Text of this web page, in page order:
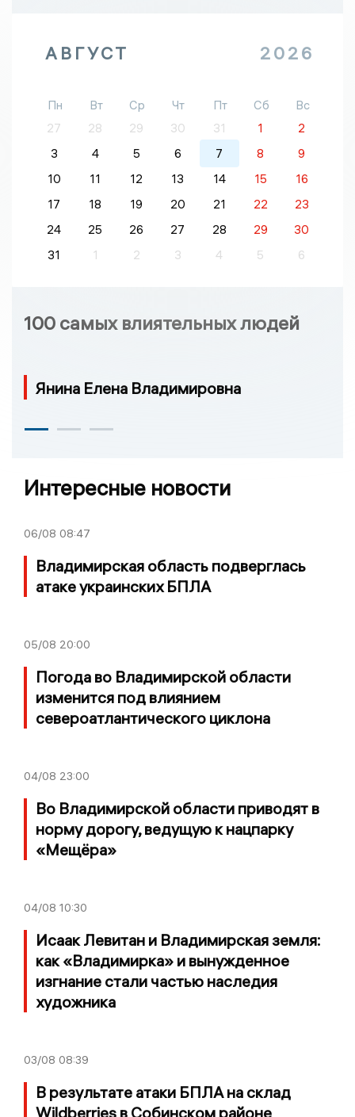
АВГУСТ 2026
Пн Вт Ср Чт Пт Сб
Вс
27
28 29 30 31 1
2
3
4 5 6 7 8
9
10
11 12 13 14 15
16
17
18 19 20 21 22
23
24
25 26 27 28 29
30
31
1 2 3 4 5 6
100 самых влиятельных людей
Янина Елена Владимировна
Интересные новости
06/08 08:47
Владимирская область подверглась
атаке украинских БПЛА
05/08 20:00
Погода во Владимирской области
изменится под влиянием
североатлантического циклона
04/08 23:00
Во Владимирской области приводят в
норму дорогу, ведущую к нацпарку
«Мещёра»
04/08 10:30
Исаак Левитан и Владимирская земля:
как «Владимирка» и вынужденное
изгнание стали частью наследия
художника
03/08 08:39
В результате атаки БПЛА на склад
Wildberries в Собинском районе